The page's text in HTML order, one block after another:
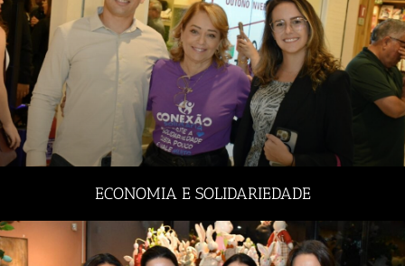
ECONOMIA E SOLIDARIEDADE